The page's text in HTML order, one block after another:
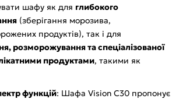
шафу як для глибокого
(зберігання морозива,
продуктів), так і для
розморожування та спеціалізованої
продуктами, такими як
функцій: Шафа Vision C30 пропонує